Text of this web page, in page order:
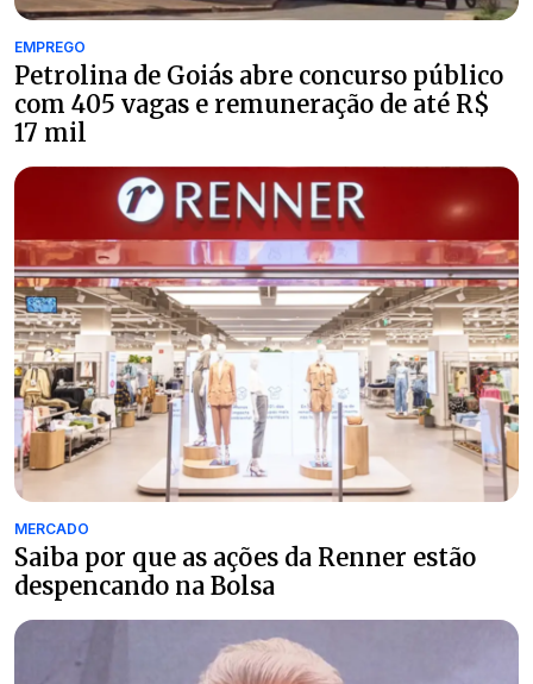
EMPREGO
Petrolina de Goiás abre concurso público
com 405 vagas e remuneração de até R$
17 mil
MERCADO
Saiba por que as ações da Renner estão
despencando na Bolsa